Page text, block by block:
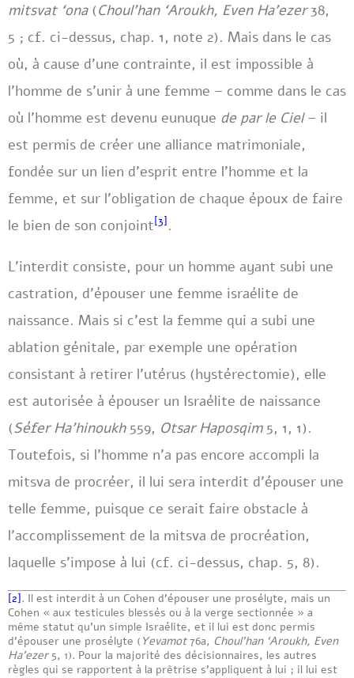
mitsvat ‘ona(Choul’han ‘Aroukh, Even Ha’ezer38,
5 ; cf. ci-dessus, chap. 1, note 2). Mais dans le cas
où, à cause d’une contrainte, il est impossible à
l’homme de s’unir à une femme – comme dans le cas
où l’homme est devenu eunuque de par le Ciel– il
est permis de créer une alliance matrimoniale,
fondée sur un lien d’esprit entre l’homme et la
femme, et sur l’obligation de chaque époux de faire
le bien de son conjoint[3] .
L’interdit consiste, pour un homme ayant subi une
castration, d’épouser une femme israélite de
naissance. Mais si c’est la femme qui a subi une
ablation génitale, par exemple une opération
consistant à retirer l’utérus (hystérectomie), elle
est autorisée à épouser un Israélite de naissance
(Séfer Ha’hinoukh559, Otsar Haposqim5, 1, 1).
Toutefois, si l’homme n’a pas encore accompli la
mitsva de procréer, il lui sera interdit d’épouser une
telle femme, puisque ce serait faire obstacle à
l’accomplissement de la mitsva de procréation,
laquelle s’impose à lui (cf. ci-dessus, chap. 5, 8).
[2]. Il est interdit à un Cohen d’épouser une prosélyte, mais un
Cohen « aux testicules blessés ou à la verge sectionnée » a
même statut qu’un simple Israélite, et il lui est donc permis
d’épouser une prosélyte ( Yevamot76a, Choul’han ‘Aroukh, Even
Ha’ezer 5, 1). Pour la majorité des décisionnaires, les autres
règles qui se rapportent à la prêtrise s’appliquent à lui ; il lui est